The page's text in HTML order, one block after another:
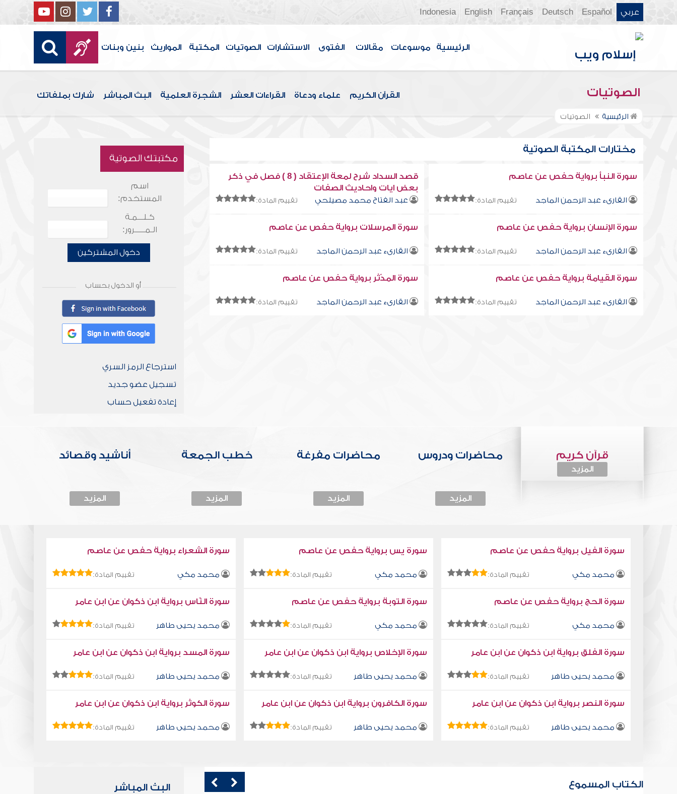
عربي Español
Deutsch
Français
English
Indonesia
الرئيسية موسوعات مقالات الفتوى الاستشارات الصوتيات المكتبة المواريث بنين وبنات
الصوتيات القرآن الكريم علماء ودعاة القراءات العشر الشجرة العلمية البث المباشر شارك بملفاتك
الرئيسية الصوتيات
مختارات المكتبة الصوتية
سورة النبأ برواية حفص عن عاصم
القارىء عبد الرحمن الماجد تقييم المادة:
قصد السداد شرح لمعة الإعتقاد ( 8 ) فصل في ذكر
بعض ايات واحاديث الصفات
عبد الفتاح محمد مصيلحي تقييم المادة:
سورة الإنسان برواية حفص عن عاصم
القارىء عبد الرحمن الماجد تقييم المادة:
سورة المرسلات برواية حفص عن عاصم
القارىء عبد الرحمن الماجد تقييم المادة:
سورة القيامة برواية حفص عن عاصم
القارىء عبد الرحمن الماجد تقييم المادة:
سورة المدّثر برواية حفص عن عاصم
القارىء عبد الرحمن الماجد تقييم المادة:
مكتبتك الصوتية
اسم
المستخدم:
كـلـــمـة
الـمـــــرور:
دخول المشتركين
أو الدخول بحساب
استرجاع الرمز السري
تسجيل عضو جديد
إعادة تفعيل حساب
قرآن كريم
المزيد
محاضرات ودروس
المزيد
محاضرات مفرغة
المزيد
خطب الجمعة
المزيد
أناشيد وقصائد
المزيد
سورة الفيل برواية حفص عن عاصم
محمد مكي تقييم المادة:
سورة يس برواية حفص عن عاصم
محمد مكي تقييم المادة:
سورة الشعراء برواية حفص عن عاصم
محمد مكي تقييم المادة:
سورة الحج برواية حفص عن عاصم
محمد مكي تقييم المادة:
سورة التوبة برواية حفص عن عاصم
محمد مكي تقييم المادة:
سورة النّاس برواية ابن ذكوان عن ابن عامر
محمد يحيى طاهر تقييم المادة:
سورة الفلق برواية ابن ذكوان عن ابن عامر
محمد يحيى طاهر تقييم المادة:
سورة الإخلاص برواية ابن ذكوان عن ابن عامر
محمد يحيى طاهر تقييم المادة:
سورة المسد برواية ابن ذكوان عن ابن عامر
محمد يحيى طاهر تقييم المادة:
سورة النصر برواية ابن ذكوان عن ابن عامر
محمد يحيى طاهر تقييم المادة:
سورة الكافرون برواية ابن ذكوان عن ابن عامر
محمد يحيى طاهر تقييم المادة:
سورة الكوثر برواية ابن ذكوان عن ابن عامر
محمد يحيى طاهر تقييم المادة:
الكتاب المسموع البث المباشر